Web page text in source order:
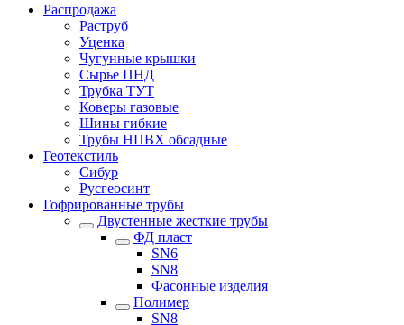
Распродажа
Раструб
Уценка
Чугунные крышки
Сырье ПНД
Трубка ТУТ
Коверы газовые
Шины гибкие
Трубы НПВХ обсадные
Геотекстиль
Сибур
Русгеосинт
Гофрированные трубы
Двустенные жесткие трубы
ФД пласт
SN6
SN8
Фасонные изделия
Полимер
SN8